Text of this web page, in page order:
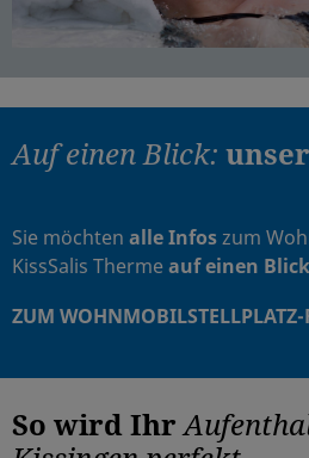
Auf einen Blick:
Sie möchten alle Infoszum
KissSalis Thermeauf einen Blick
ZUM WOHNMOBILSTELLPLATZ-
So wird Ihr